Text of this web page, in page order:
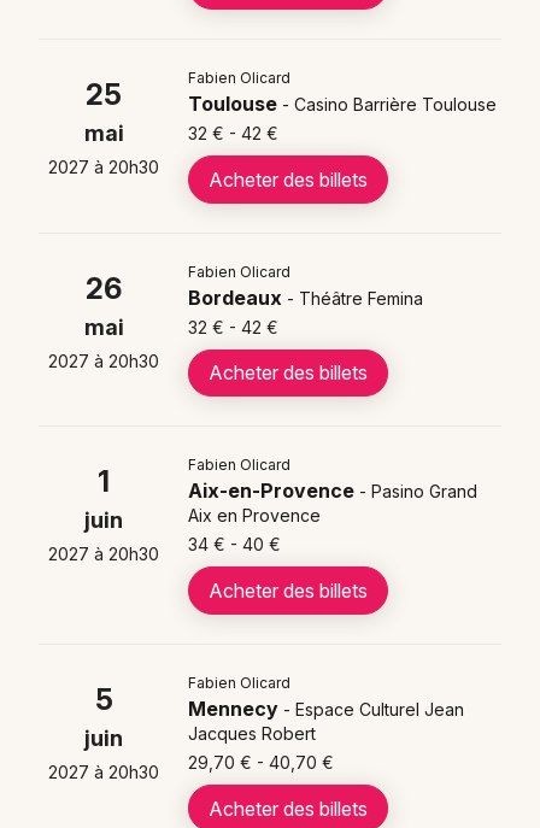
25
mai
2027 à 20h30
Fabien Olicard
Toulouse - Casino Barrière Toulouse
32 € - 42 €
Acheter des billets
26
mai
2027 à 20h30
Fabien Olicard
Bordeaux - Théâtre Femina
32 € - 42 €
Acheter des billets
1
juin
2027 à 20h30
Fabien Olicard
Aix-en-Provence - Pasino Grand
Aix en Provence
34 € - 40 €
Acheter des billets
5
juin
2027 à 20h30
Fabien Olicard
Mennecy - Espace Culturel Jean
Jacques Robert
29,70 € - 40,70 €
Acheter des billets